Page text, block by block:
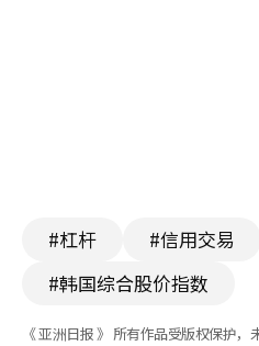
#杠杆
#信用交易
#韩国综合股价指数
《 亚洲日报 》 所有作品受版权保护，